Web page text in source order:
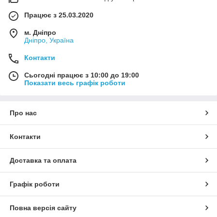
Працює з 25.03.2020
м. Дніпро
Дніпро, Україна
Контакти
Сьогодні працює з 10:00 до 19:00
Показати весь графік роботи
Про нас
Контакти
Доставка та оплата
Графік роботи
Повна версія сайту